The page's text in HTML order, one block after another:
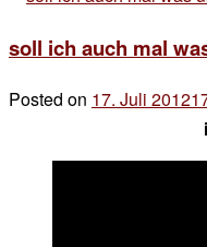
soll ich auch mal
Posted on 17. Juli 2012